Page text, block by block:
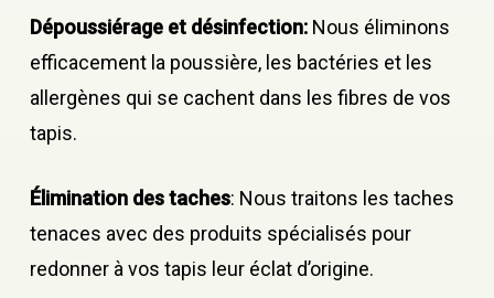
Dépoussiérage et désinfection:Nous éliminons
efficacement la poussière, les bactéries et les
allergènes qui se cachent dans les fibres de vos
tapis.
Élimination des taches: Nous traitons les taches
tenaces avec des produits spécialisés pour
redonner à vos tapis leur éclat d’origine.